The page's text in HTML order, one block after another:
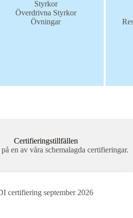
Styrkor
Överdrivna Styrkor
Övningar
Certifieringstillfällen
en av våra schemalagda certifieringar.
certifiering september 2026